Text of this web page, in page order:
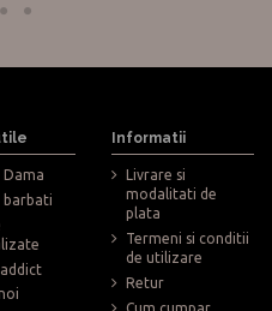
barbati
Informatii
Livrare si
modalitati de
plata
Termeni si conditii
de utilizare
Retur
Cum cumpar